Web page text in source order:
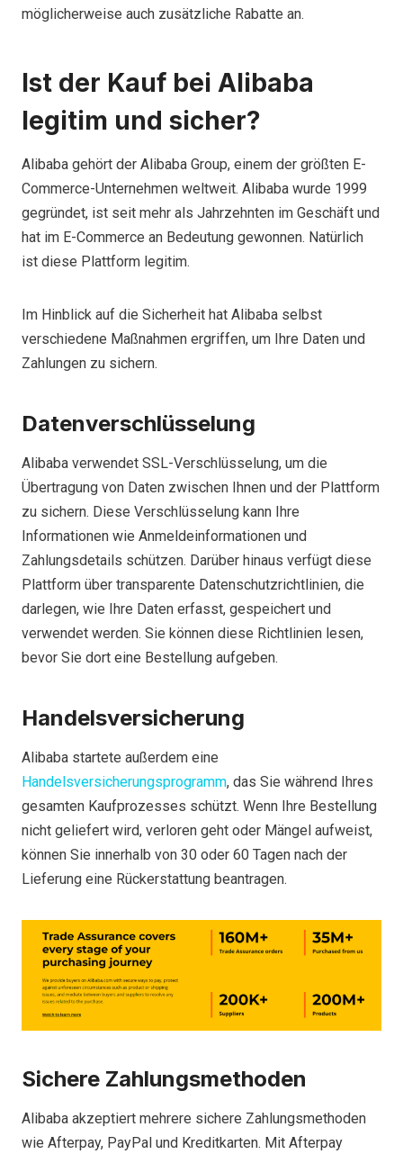
möglicherweise auch zusätzliche Rabatte an.
Ist der Kauf bei Alibaba
legitim und sicher?
Alibaba gehört der Alibaba Group, einem der größten E-
Commerce-Unternehmen weltweit. Alibaba wurde 1999
gegründet, ist seit mehr als Jahrzehnten im Geschäft und
hat im E-Commerce an Bedeutung gewonnen. Natürlich
ist diese Plattform legitim.
Im Hinblick auf die Sicherheit hat Alibaba selbst
verschiedene Maßnahmen ergriffen, um Ihre Daten und
Zahlungen zu sichern.
Datenverschlüsselung
Alibaba verwendet SSL-Verschlüsselung, um die
Übertragung von Daten zwischen Ihnen und der Plattform
zu sichern. Diese Verschlüsselung kann Ihre
Informationen wie Anmeldeinformationen und
Zahlungsdetails schützen. Darüber hinaus verfügt diese
Plattform über transparente Datenschutzrichtlinien, die
darlegen, wie Ihre Daten erfasst, gespeichert und
verwendet werden. Sie können diese Richtlinien lesen,
bevor Sie dort eine Bestellung aufgeben.
Handelsversicherung
Alibaba startete außerdem eine
Handelsversicherungsprogramm, das Sie während Ihres
gesamten Kaufprozesses schützt. Wenn Ihre Bestellung
nicht geliefert wird, verloren geht oder Mängel aufweist,
können Sie innerhalb von 30 oder 60 Tagen nach der
Lieferung eine Rückerstattung beantragen.
Sichere Zahlungsmethoden
Alibaba akzeptiert mehrere sichere Zahlungsmethoden
wie Afterpay, PayPal und Kreditkarten. Mit Afterpay